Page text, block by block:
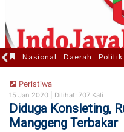
Nasional Daerah Politik
Peristiwa
15 Jan 2020 | Dilihat: 707 Kali
Diduga Konsleting,
Manggeng Terbakar